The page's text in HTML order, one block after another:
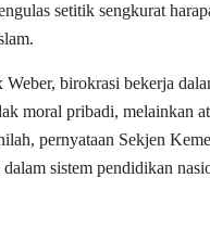
setitik sengkurat
birokrasi bekerja
moral pribadi, melainkan
pernyataan Sekjen
sistem pendidikan